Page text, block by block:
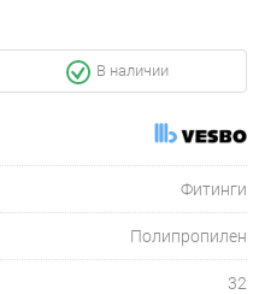
В наличии
Фитинги
Полипропилен
32